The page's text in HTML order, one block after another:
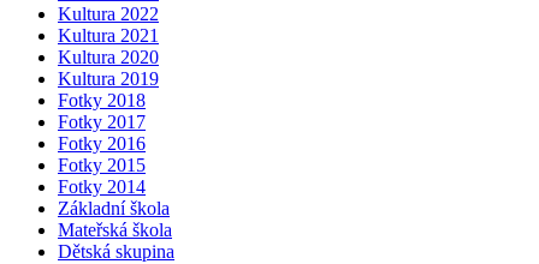
Kultura 2022
Kultura 2021
Kultura 2020
Kultura 2019
Fotky 2018
Fotky 2017
Fotky 2016
Fotky 2015
Fotky 2014
Základní škola
Mateřská škola
Dětská skupina